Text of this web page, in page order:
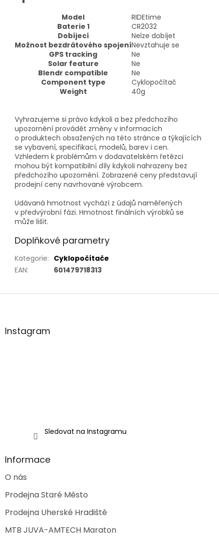
Model
RIDEtime
Baterie 1
CR2032
Dobíjecí
Nelze dobíjet
Možnost bezdrátového spojeníNevztahuje se
GPS tracking
Ne
Solar feature
Ne
Blendr compatible
Ne
Component type
Cyklopočítač
Weight
40g
Vyhrazujeme si právo kdykoli a bez předchozího
upozornění provádět změny v informacích
o produktech obsažených na této stránce a týkajících
se vybavení, specifikací, modelů, barev i cen.
Vzhledem k problémům v dodavatelském řetězci
mohou být kompatibilní díly kdykoli nahrazeny bez
předchozího upozornění. Zobrazené ceny představují
prodejní ceny navrhované výrobcem.
Udávaná hmotnost vychází z údajů naměřených
v předvýrobní fázi. Hmotnost finálních výrobků se
může lišit.
Doplňkové parametry
Kategorie: Cyklopočítače
EAN: 601479718313
Z
aInstagram
Sledovat na Instagramu
Informace
O nás
Prodejna Staré Město
Prodejna Uherské Hradiště
MTB JUVA-AMTECH Maraton